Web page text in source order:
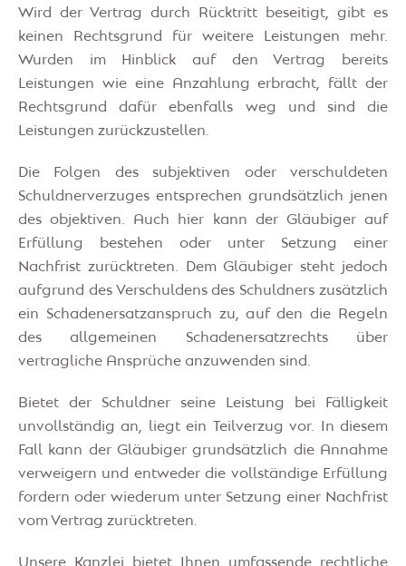
Wird der Vertrag durch Rücktritt beseitigt, gibt es
keinen Rechtsgrund für weitere Leistungen mehr.
Wurden im Hinblick auf den Vertrag bereits
Leistungen wie eine Anzahlung erbracht, fällt der
Rechtsgrund dafür ebenfalls weg und sind die
Leistungen zurückzustellen.
Die Folgen des subjektiven oder verschuldeten
Schuldnerverzuges entsprechen grundsätzlich jenen
des objektiven. Auch hier kann der Gläubiger auf
Erfüllung bestehen oder unter Setzung einer
Nachfrist zurücktreten. Dem Gläubiger steht jedoch
aufgrund des Verschuldens des Schuldners zusätzlich
ein Schadenersatzanspruch zu, auf den die Regeln
des allgemeinen Schadenersatzrechts über
vertragliche Ansprüche anzuwenden sind.
Bietet der Schuldner seine Leistung bei Fälligkeit
unvollständig an, liegt ein Teilverzug vor. In diesem
Fall kann der Gläubiger grundsätzlich die Annahme
verweigern und entweder die vollständige Erfüllung
fordern oder wiederum unter Setzung einer Nachfrist
vom Vertrag zurücktreten.
Unsere Kanzlei bietet Ihnen umfassende rechtliche